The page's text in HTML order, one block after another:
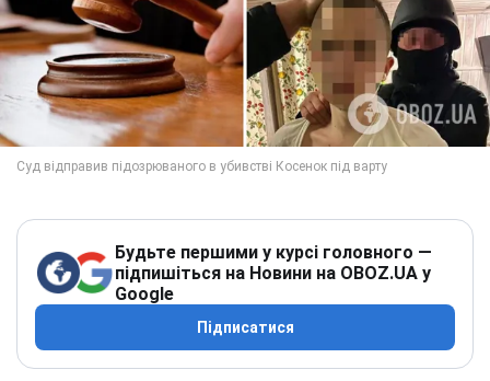
Будьте першими у курсі головного —
підпишіться на Новини на OBOZ.UA у
Google
Підписатися